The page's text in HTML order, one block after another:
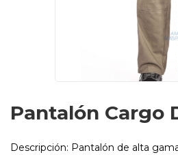
Pantalón Cargo
Descripción: Pantalón de alta